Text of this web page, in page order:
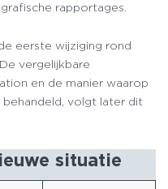
rapportages.
eerste wijziging rond
vergelijkbare
en de manier waarop
volgt later dit
situatie